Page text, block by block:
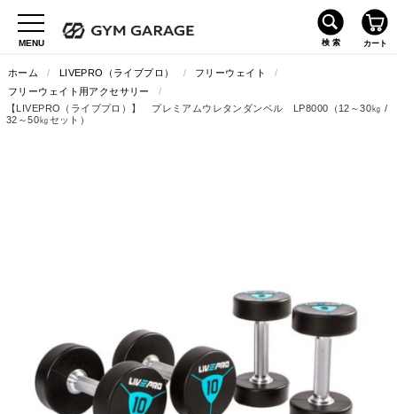
ホーム / LIVEPRO（ライブプロ） / フリーウェイト
/
フリーウェイト用アクセサリー
/
【LIVEPRO（ライブプロ）】 プレミアムウレタンダンベル LP8000（12～30㎏ /
32～50㎏セット）